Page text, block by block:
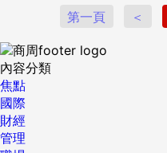
年詹姆斯·戴森設計獎的各
隨後，又在英國進行了最終
（RCA）畢業生Dan
際一等獎。Safety Net是為
發的一個可供小魚逃生的圓
示逃生道路。將其安裝在漁
新投入海中也會死亡的小魚
了「Safety Net
開發技術變成商品而努力。
第一頁 ＜
內容分類
焦點
國際
財經
管理